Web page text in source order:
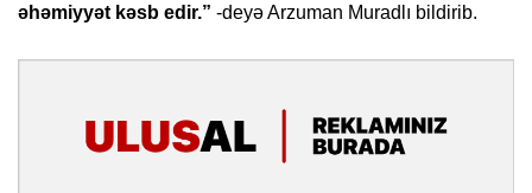
əhəmiyyət kəsb edir.” -deyə Arzuman Muradlı bildirib.